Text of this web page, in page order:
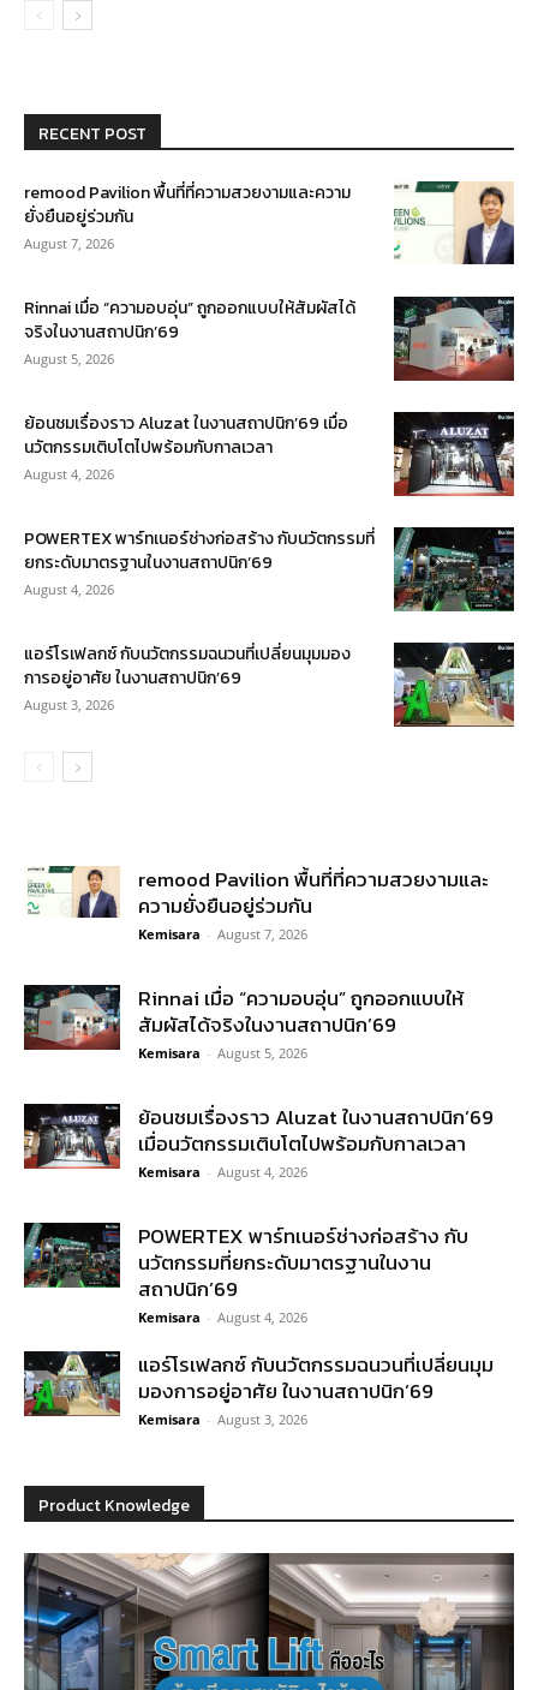
RECENT POST
remood Pavilion พื้นที่ที่ความสวยงามและความ
ยั่งยืนอยู่ร่วมกัน
August 7, 2026
Rinnai เมื่อ “ความอบอุ่น” ถูกออกแบบให้สัมผัสได้
จริงในงานสถาปนิก’69
August 5, 2026
ย้อนชมเรื่องราว Aluzat ในงานสถาปนิก’69 เมื่อ
นวัตกรรมเติบโตไปพร้อมกับกาลเวลา
August 4, 2026
POWERTEX พาร์ทเนอร์ช่างก่อสร้าง กับนวัตกรรมที่
ยกระดับมาตรฐานในงานสถาปนิก’69
August 4, 2026
แอร์โรเฟลกซ์ กับนวัตกรรมฉนวนที่เปลี่ยนมุมมอง
การอยู่อาศัย ในงานสถาปนิก’69
August 3, 2026
remood Pavilion พื้นที่ที่ความสวยงามและ
ความยั่งยืนอยู่ร่วมกัน
Kemisara - August 7, 2026
Rinnai เมื่อ “ความอบอุ่น” ถูกออกแบบให้
สัมผัสได้จริงในงานสถาปนิก’69
Kemisara - August 5, 2026
ย้อนชมเรื่องราว Aluzat ในงานสถาปนิก’69
เมื่อนวัตกรรมเติบโตไปพร้อมกับกาลเวลา
Kemisara - August 4, 2026
POWERTEX พาร์ทเนอร์ช่างก่อสร้าง กับ
นวัตกรรมที่ยกระดับมาตรฐานในงาน
สถาปนิก’69
Kemisara - August 4, 2026
แอร์โรเฟลกซ์ กับนวัตกรรมฉนวนที่เปลี่ยนมุม
มองการอยู่อาศัย ในงานสถาปนิก’69
Kemisara - August 3, 2026
Product Knowledge